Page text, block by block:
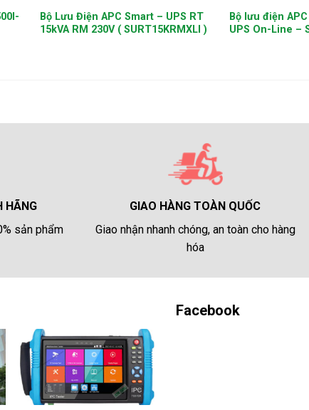
Bộ Lưu Điện APC Smart – UPS RT
15kVA RM 230V ( SURT15KRMXLI )
Bộ lưu điện
UPS On-Line –
HÃNG
sản phẩm
GIAO HÀNG TOÀN QUỐC
Giao nhận nhanh chóng, an toàn cho hàng
hóa
Facebook